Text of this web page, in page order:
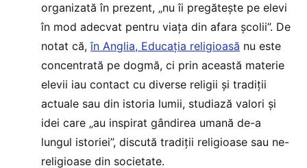
organizată în prezent, „nu îi pregătește pe elevi
în mod adecvat pentru viața din afara școlii”. De
notat că,în Anglia, Educația religioasă nu este
concentrată pe dogmă, ci prin această materie
elevii iau contact cu diverse religii și tradiții
actuale sau din istoria lumii, studiază valori și
idei care „au inspirat gândirea umană de-a
lungul istoriei”, discută tradiții religioase sau ne-
religioase din societate.